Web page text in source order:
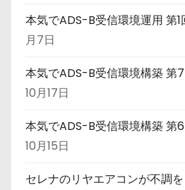
本気でADS-B受信環境運用 第
月7日
本気でADS-B受信環境構築 第
10月17日
本気でADS-B受信環境構築 第
10月15日
セレナのリヤエアコンが不調